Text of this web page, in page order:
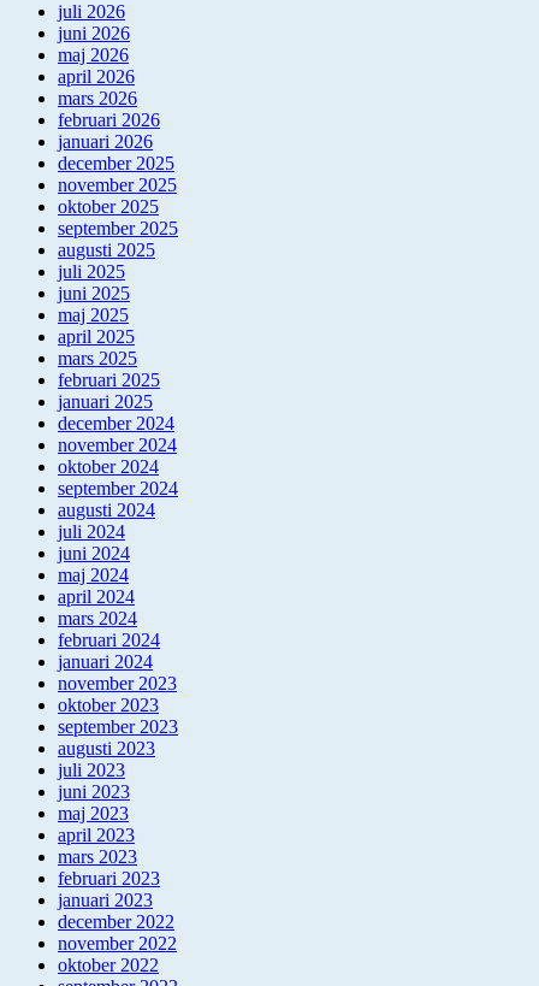
juli 2026
juni 2026
maj 2026
april 2026
mars 2026
februari 2026
januari 2026
december 2025
november 2025
oktober 2025
september 2025
augusti 2025
juli 2025
juni 2025
maj 2025
april 2025
mars 2025
februari 2025
januari 2025
december 2024
november 2024
oktober 2024
september 2024
augusti 2024
juli 2024
juni 2024
maj 2024
april 2024
mars 2024
februari 2024
januari 2024
november 2023
oktober 2023
september 2023
augusti 2023
juli 2023
juni 2023
maj 2023
april 2023
mars 2023
februari 2023
januari 2023
december 2022
november 2022
oktober 2022